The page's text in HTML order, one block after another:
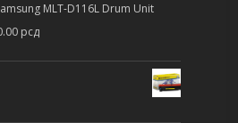
MLT-D116L Drum Unit
рсд